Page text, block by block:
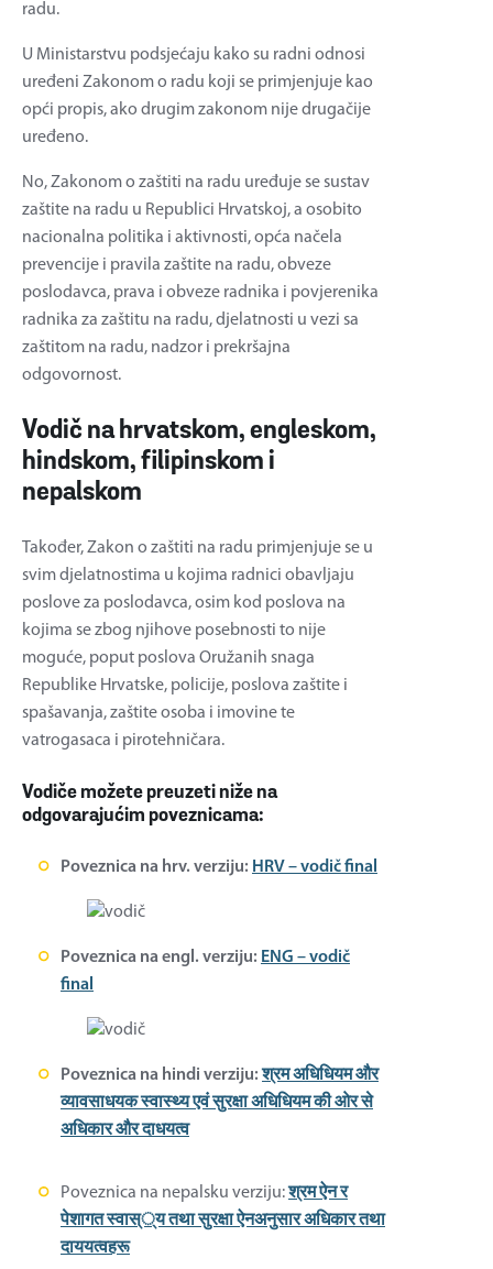
radu.
U Ministarstvu podsjećaju kako su radni odnosi
uređeni Zakonom o radu koji se primjenjuje kao
opći propis, ako drugim zakonom nije drugačije
uređeno.
No, Zakonom o zaštiti na radu uređuje se sustav
zaštite na radu u Republici Hrvatskoj, a osobito
nacionalna politika i aktivnosti, opća načela
prevencije i pravila zaštite na radu, obveze
poslodavca, prava i obveze radnika i povjerenika
radnika za zaštitu na radu, djelatnosti u vezi sa
zaštitom na radu, nadzor i prekršajna
odgovornost.
Vodič na hrvatskom, engleskom,
hindskom, filipinskom i
nepalskom
Također, Zakon o zaštiti na radu primjenjuje se u
svim djelatnostima u kojima radnici obavljaju
poslove za poslodavca, osim kod poslova na
kojima se zbog njihove posebnosti to nije
moguće, poput poslova Oružanih snaga
Republike Hrvatske, policije, poslova zaštite i
spašavanja, zaštite osoba i imovine te
vatrogasaca i pirotehničara.
Vodiče možete preuzeti niže na
odgovarajućim poveznicama:
Poveznica na hrv. verziju: HRV – vodič final
Poveznica na engl. verziju: ENG – vodič
final
Poveznica na hindi verziju:श्रम अधिधियम और
व्यावसाधयक स्वास्थ्य एवं सुरक्षा अधिधियम की ओर से
अधिकार और दाधयत्व
Poveznica na nepalsku verziju:श्रम ऐन र
पेशागत स्वास््य तथा सुरक्षा ऐनअनुसार अधिकार तथा
दाययत्वहरू